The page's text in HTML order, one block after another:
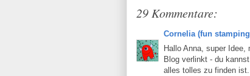
29 Kommentare:
Cornelia (fun
Hallo Anna, super
Blog verlinkt - du
alles tolles zu finden